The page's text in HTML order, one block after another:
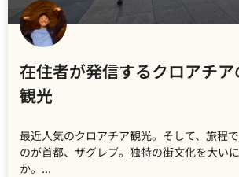
在住者が発信するクロアチ
観光
最近人気のクロアチア観光。そして、旅程
のが首都、ザグレブ。独特の街文化を大い
か。